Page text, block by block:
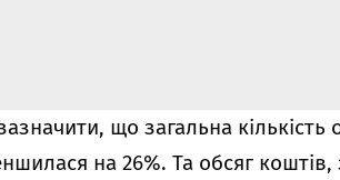
що загальна кількість
на 26%. Та обсяг коштів,